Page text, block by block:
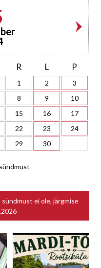
R L P
1 2
3
8 9
10
15 16
17
22 23
24
29 30
ei ole, järgmise